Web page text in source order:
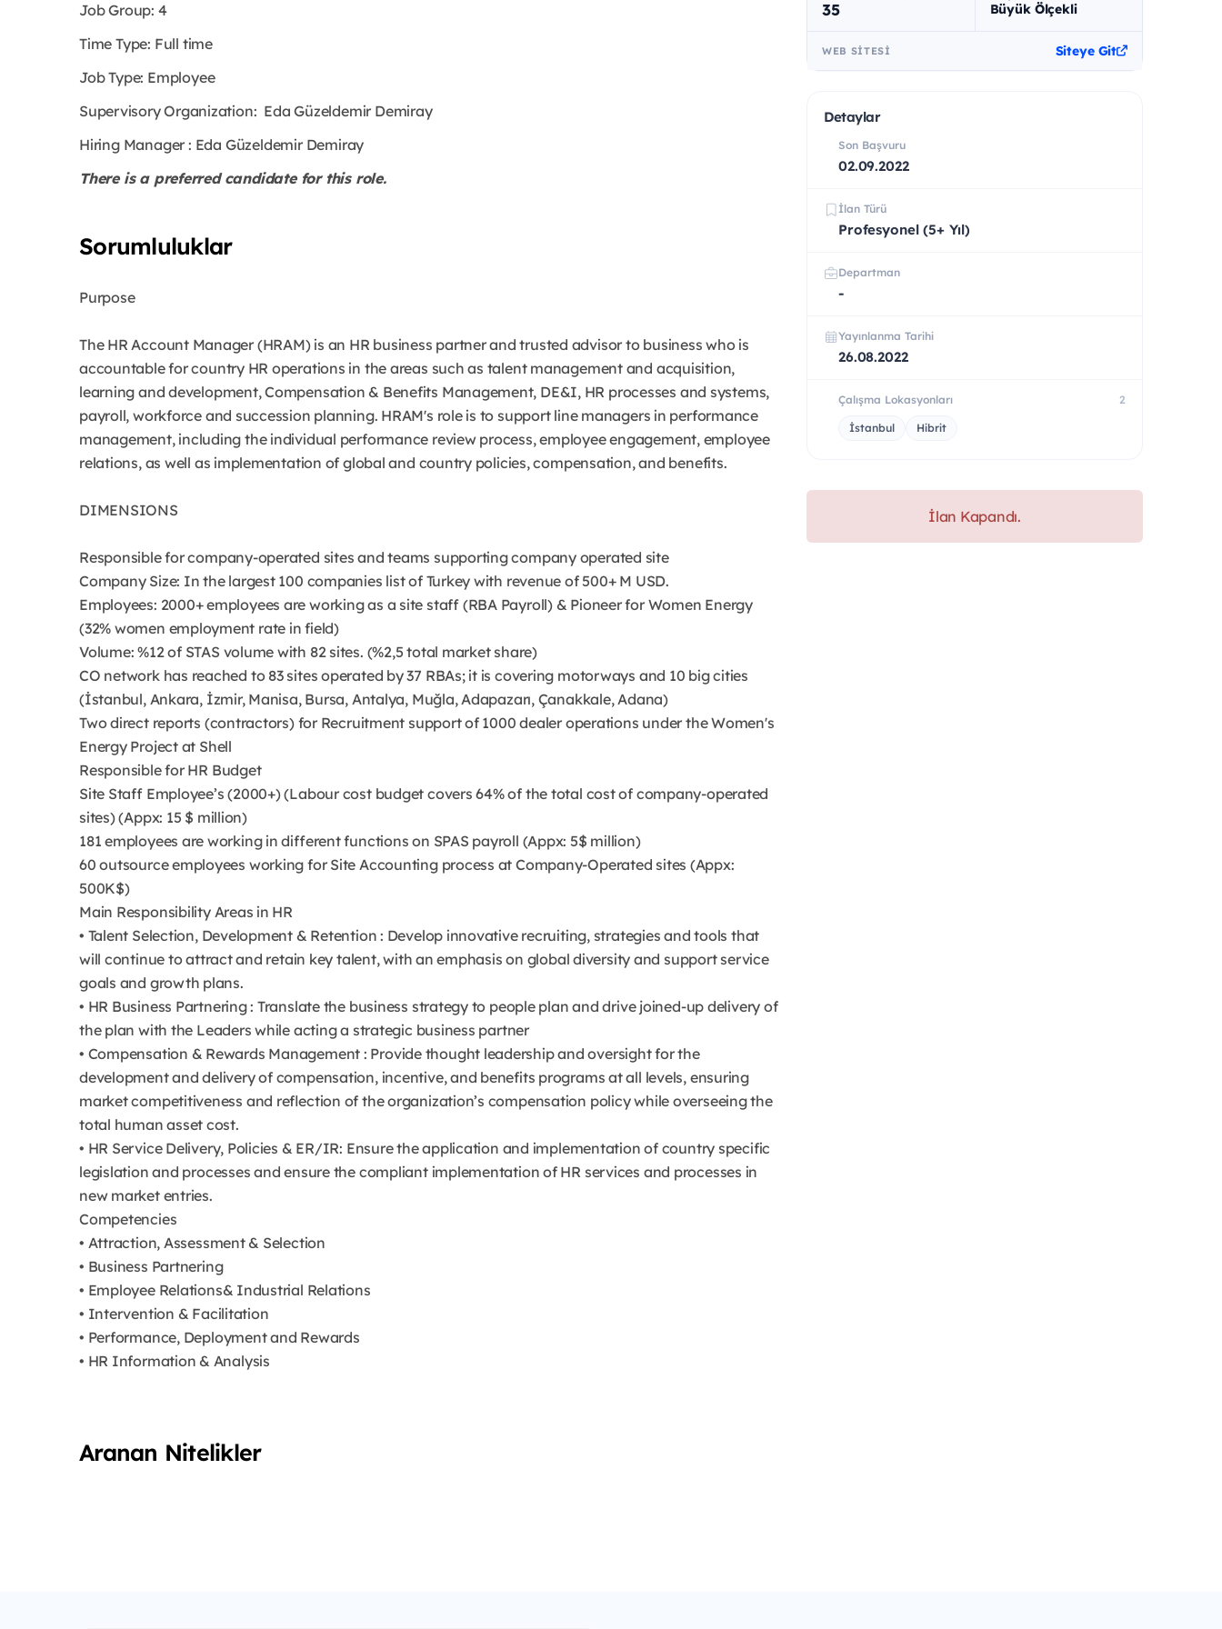
Job Group: 4
Time Type: Full time
Job Type: Employee
Supervisory Organization: Eda Güzeldemir Demiray
Hiring Manager : Eda Güzeldemir Demiray
There is a preferredcandidate for this role.
Sorumluluklar
Purpose
The HR Account Manager (HRAM) is an HR business partner and trusted advisor to business who is
accountable for country HR operations in the areas such as talent management and acquisition,
learning and development, Compensation & Benefits Management, DE&I, HR processes and systems,
payroll, workforce and succession planning. HRAM's role is to support line managers in performance
management, including the individual performance review process, employee engagement, employee
relations, as well as implementation of global and country policies, compensation, and benefits.
DIMENSIONS
Responsible for company-operated sites and teams supporting company operated site
Company Size: In the largest 100 companies list of Turkey with revenue of 500+ M USD.
Employees: 2000+ employees are working as a site staff (RBA Payroll) & Pioneer for Women Energy
(32% women employment rate in field)
Volume: %12 of STAS volume with 82 sites. (%2,5 total market share)
CO network has reached to 83 sites operated by 37 RBAs; it is covering motorways and 10 big cities
(İstanbul, Ankara, İzmir, Manisa, Bursa, Antalya, Muğla, Adapazarı, Çanakkale, Adana)
Two direct reports (contractors) for Recruitment support of 1000 dealer operations under the Women's
Energy Project at Shell
Responsible for HR Budget
Site Staff Employee’s (2000+) (Labour cost budget covers 64% of the total cost of company-operated
sites) (Appx: 15 $ million)
181 employees are working in different functions on SPAS payroll (Appx: 5$ million)
60 outsource employees working for Site Accounting process at Company-Operated sites (Appx:
500K$)
Main Responsibility Areas in HR
• Talent Selection, Development & Retention : Develop innovative recruiting, strategies and tools that
will continue to attract and retain key talent, with an emphasis on global diversity and support service
goals and growth plans.
• HR Business Partnering : Translate the business strategy to people plan and drive joined-up delivery of
the plan with the Leaders while acting a strategic business partner
• Compensation & Rewards Management : Provide thought leadership and oversight for the
development and delivery of compensation, incentive, and benefits programs at all levels, ensuring
market competitiveness and reflection of the organization’s compensation policy while overseeing the
total human asset cost.
• HR Service Delivery, Policies & ER/IR: Ensure the application and implementation of country specific
legislation and processes and ensure the compliant implementation of HR services and processes in
new market entries.
Competencies
• Attraction, Assessment & Selection
• Business Partnering
• Employee Relations& Industrial Relations
• Intervention & Facilitation
• Performance, Deployment and Rewards
• HR Information & Analysis
Aranan Nitelikler
35 Büyük Ölçekli
WEB SITESI Siteye Git
Detaylar
Son Başvuru
02.09.2022
İlan Türü
Profesyonel (5+ Yıl)
Departman
-
Yayınlanma Tarihi
26.08.2022
Çalışma Lokasyonları 2
İstanbul Hibrit
İlan Kapandı.